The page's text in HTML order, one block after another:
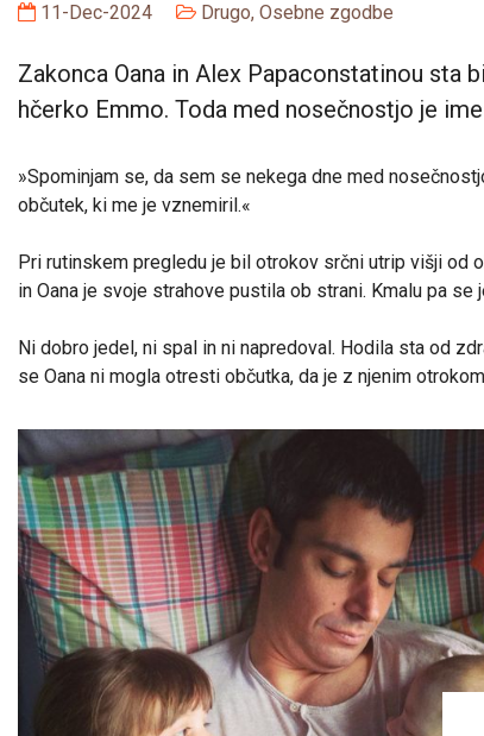
11-Dec-2024 Drugo, Osebne zgodbe
Zakonca Oana in Alex Papaconstatinou sta
hčerko Emmo. Toda med nosečnostjo je
»Spominjam se, da sem se nekega dne med
občutek, ki me je vznemiril.«
Pri rutinskem pregledu je bil otrokov srčni utrip višji od
in Oana je svoje strahove pustila ob strani. Kmalu pa
Ni dobro jedel, ni spal in ni napredoval. Hodila sta od
se Oana ni mogla otresti občutka, da je z njenim